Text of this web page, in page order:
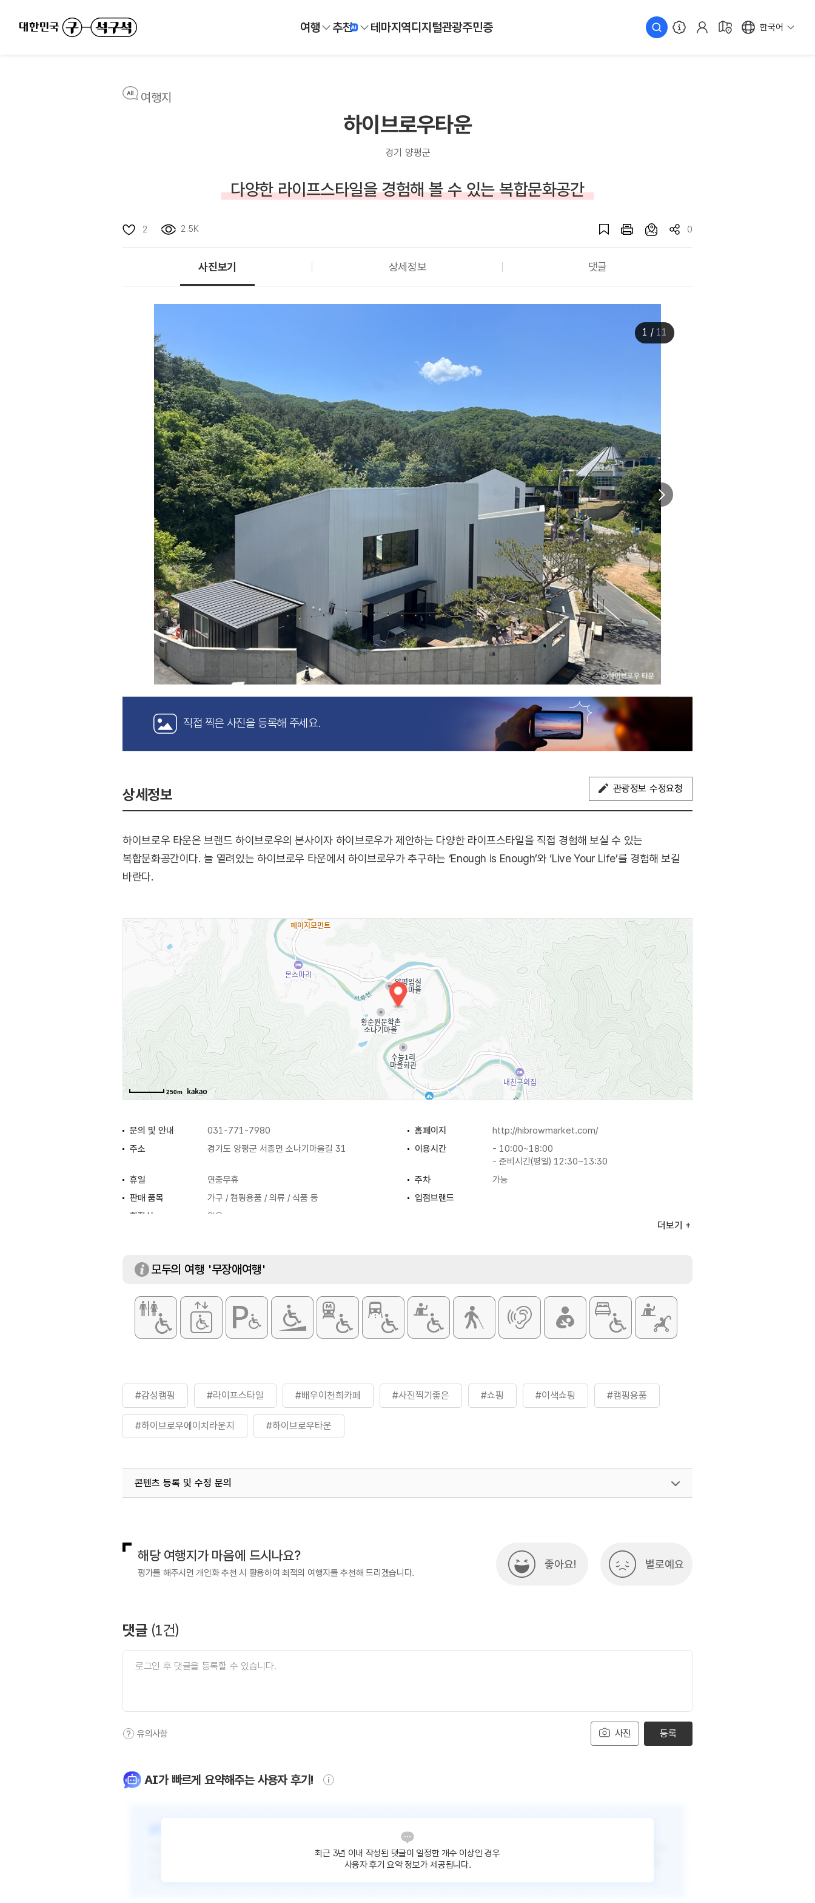
여행 추천 테마지역디지털관광주민증 한국어
여행지
하이브로우타운
경기 양평군
다양한 라이프스타일을 경험해 볼 수 있는 복합문화공간
2 2.5K 0
사진보기 상세정보 댓글
1 / 11
직접 찍은 사진을 등록해 주세요.
상세정보 관광정보 수정요청
하이브로우 타운은 브랜드 하이브로우의 본사이자 하이브로우가 제안하는 다양한 라이프스타일을 직접 경험해 보실 수 있는
복합문화공간이다. 늘 열려있는 하이브로우 타운에서 하이브로우가 추구하는 ‘Enough is Enough’와 ‘Live Your Life’를 경험해 보길
바란다.
250m
문의 및 안내 031-771-7980 홈페이지
http://hibrowmarket.com/
주소
경기도 양평군 서종면 소나기마을길 31 이용시간
- 10:00~18:00
- 준비시간(평일) 12:30~13:30
휴일
연중무휴 주차
가능
판매 품목
가구 / 캠핑용품 / 의류 / 식품 등
입점브랜드
화장실
있음
더보기
모두의 여행 '무장애여행'
#감성캠핑 #라이프스타일 #배우이천희카페 #사진찍기좋은 #쇼핑 #이색쇼핑 #캠핑용품
#하이브로우에이치라운지 #하이브로우타운
콘텐츠 등록 및 수정 문의
해당 여행지가 마음에 드시나요?
평가를 해주시면 개인화 추천 시 활용하여 최적의 여행지를 추천해 드리겠습니다.
좋아요! 별로예요
댓글 (1건)
사진
유의사항 등록
AI가 빠르게 요약해주는 사용자 후기!
최근 3년 이내 작성된 댓글이 일정한 개수 이상인 경우
사용자 후기 요약 정보가 제공됩니다.